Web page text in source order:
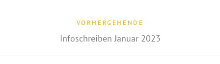
VORHERGEHENDE
Infoschreiben Januar 2023